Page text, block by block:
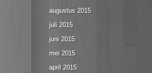
augustus 2015
juli 2015
juni 2015
mei 2015
april 2015